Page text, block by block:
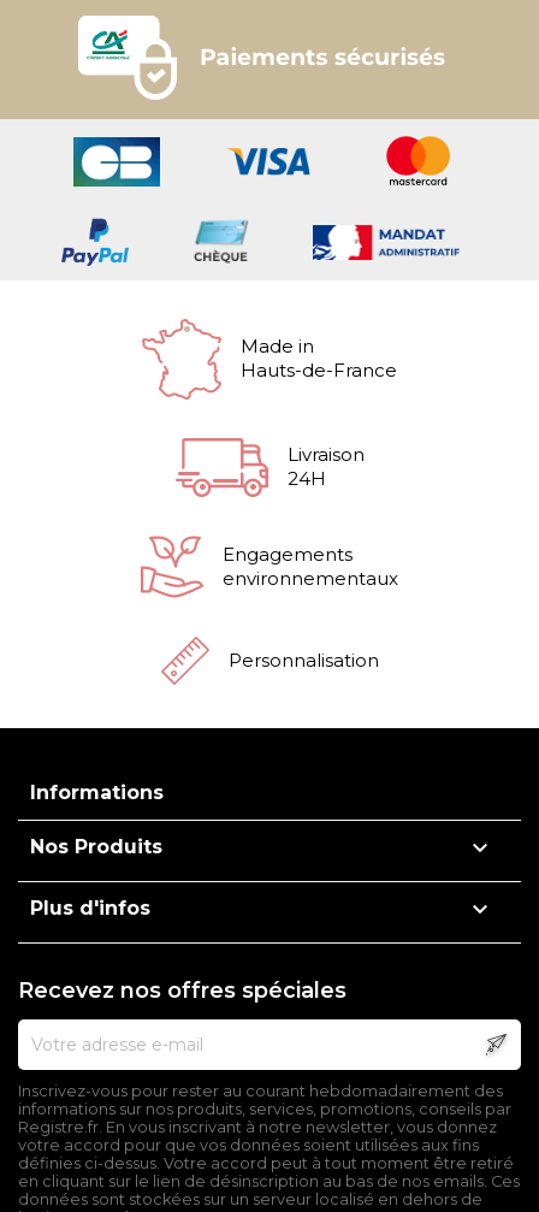
Made in
Hauts-de-France
Livraison
24H
Engagements
environnementaux
Personnalisation
Informations
Nos Produits 
Plus d'infos 
Recevez nos offres spéciales
Inscrivez-vous pour rester au courant hebdomadairement des
informations sur nos produits, services, promotions, conseils par
Registre.fr. En vous inscrivant à notre newsletter, vous donnez
votre accord pour que vos données soient utilisées aux fins
définies ci-dessus. Votre accord peut à tout moment être retiré
en cliquant sur le lien de désinscription au bas de nos emails. Ces
données sont stockées sur un serveur localisé en dehors de